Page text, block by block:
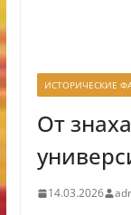
ИСТОРИЧЕСКИЕ
От
14.03.2026